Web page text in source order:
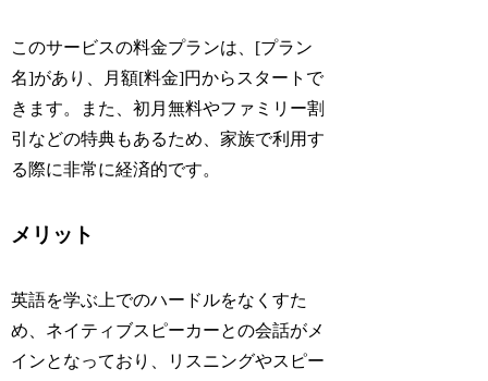
このサービスの料金プランは、[プラン
名]があり、月額[料金]円からスタートで
きます。また、初月無料やファミリー割
引などの特典もあるため、家族で利用す
る際に非常に経済的です。
メリット
英語を学ぶ上でのハードルをなくすた
め、ネイティブスピーカーとの会話がメ
インとなっており、リスニングやスピー